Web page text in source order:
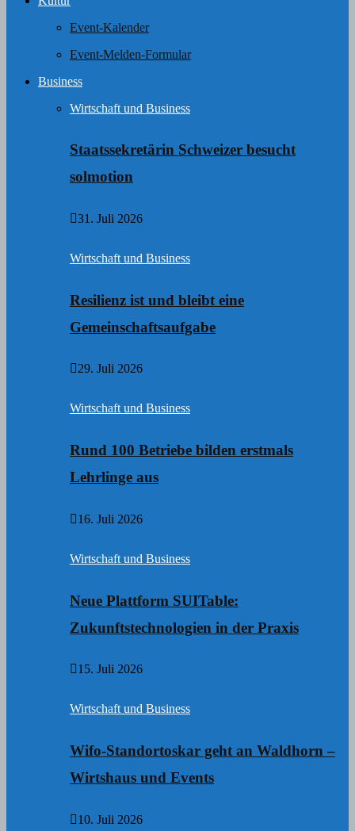
Event-Kalender
Event-Melden-Formular
Business
Wirtschaft und Business
Staatssekretärin Schweizer besucht
solmotion
31. Juli 2026
Wirtschaft und Business
Resilienz ist und bleibt eine
Gemeinschaftsaufgabe
29. Juli 2026
Wirtschaft und Business
Rund 100 Betriebe bilden erstmals
Lehrlinge aus
16. Juli 2026
Wirtschaft und Business
Neue Plattform SUITable:
Zukunftstechnologien in der Praxis
15. Juli 2026
Wirtschaft und Business
Wifo-Standortoskar geht an Waldhorn –
Wirtshaus und Events
10. Juli 2026